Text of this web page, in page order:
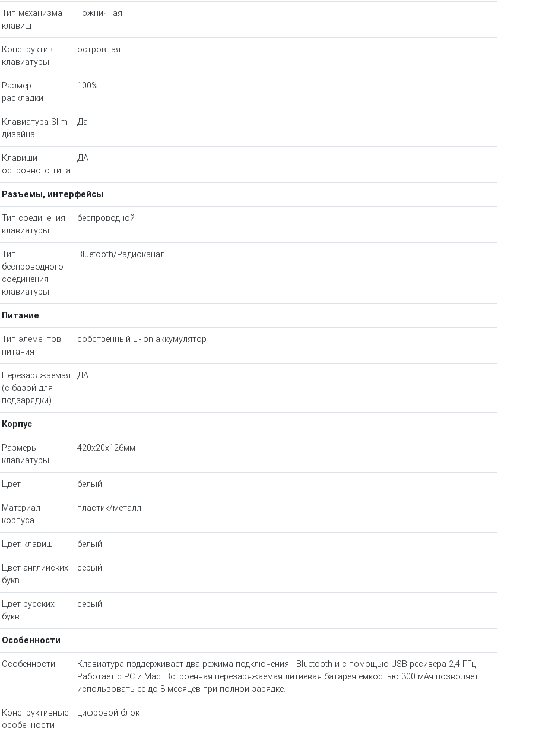
Тип механизма
клавиш
ножничная
Конструктив
клавиатуры
островная
Размер
раскладки
100%
Клавиатура Slim-
дизайна
Да
Клавиши
островного типа
ДА
Разъемы, интерфейсы
Тип соединения
клавиатуры
беспроводной
Тип
беспроводного
соединения
клавиатуры
Bluetooth/Радиоканал
Питание
Тип элементов
питания
собственный Li-ion аккумулятор
Перезаряжаемая
(с базой для
подзарядки)
ДА
Корпус
Размеры
клавиатуры
420x20x126мм
Цвет белый
Материал
корпуса
пластик/металл
Цвет клавиш белый
Цвет английских
букв
серый
Цвет русских
букв
серый
Особенности
Особенности
Клавиатура поддерживает два режима подключения - Bluetooth и с помощью USB-ресивера 2,4 ГГц.
Работает с PC и Mac. Встроенная перезаряжаемая литиевая батарея емкостью 300 мАч позволяет
использовать ее до 8 месяцев при полной зарядке.
Конструктивные
особенности
цифровой блок